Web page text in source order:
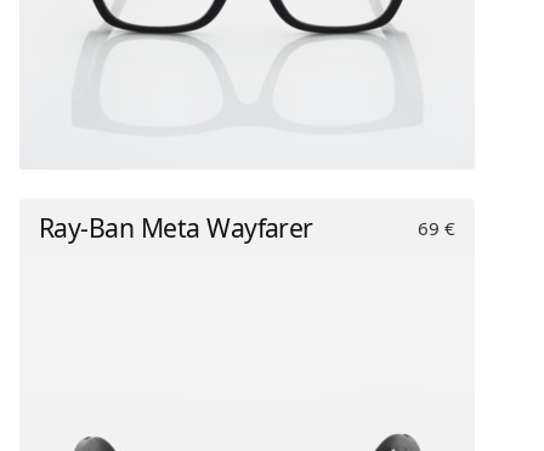
Ray-Ban Meta Wayfarer 69 €